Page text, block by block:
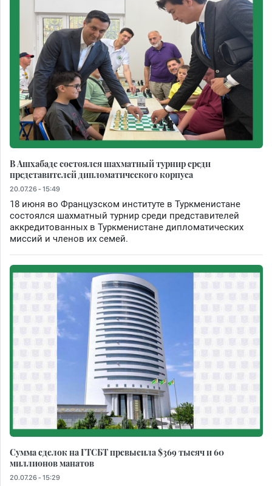
В Ашхабаде состоялся шахматный турнир среди
представителей дипломатического корпуса
20.07.26 - 15:49
18 июня во Французском институте в Туркменистане
состоялся шахматный турнир среди представителей
аккредитованных в Туркменистане дипломатических
миссий и членов их семей.
Сумма сделок на ГТСБТ превысила $369 тысяч и 60
миллионов манатов
20.07.26 - 15:29